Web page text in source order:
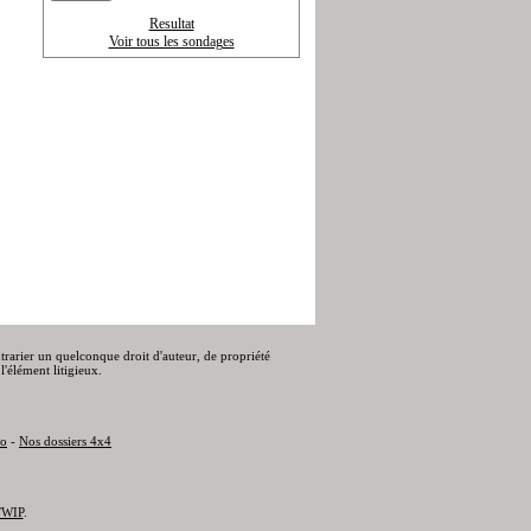
Resultat
Voir tous les sondages
un quelconque droit d'auteur, de propriété
litigieux.
- Nos dossiers 4x4
.